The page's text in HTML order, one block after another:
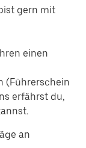
gern mit
einen
(Führerschein
erfährst du,
an